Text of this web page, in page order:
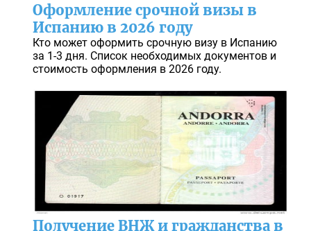
Оформление срочной визы в
Испанию в 2026 году
Кто может оформить срочную визу в Испанию
за 1-3 дня. Список необходимых документов и
стоимость оформления в 2026 году.
Получение ВНЖ и гражданства в